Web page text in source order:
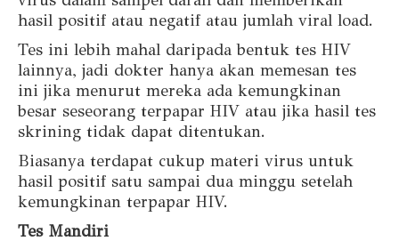
hasil positif atau negatif atau jumlah viral load.
Tes ini lebih mahal daripada bentuk tes HIV
lainnya, jadi dokter hanya akan memesan tes
ini jika menurut mereka ada kemungkinan
besar seseorang terpapar HIV atau jika hasil tes
skrining tidak dapat ditentukan.
Biasanya terdapat cukup materi virus untuk
hasil positif satu sampai dua minggu setelah
kemungkinan terpapar HIV.
Tes Mandiri